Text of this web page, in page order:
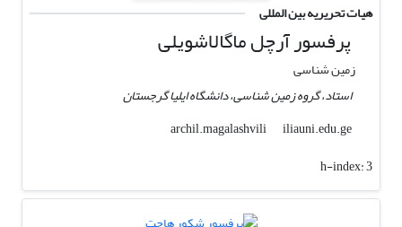
هیات تحریریه بین المللی
پرفسور آرچل ماگالاشویلی
زمین شناسی
استاد، گروه زمین شناسی، دانشگاه ایلیا گرجستان
archil.magalashvili
iliauni.edu.ge
h-index:3